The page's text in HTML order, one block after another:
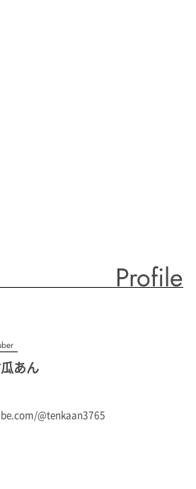
Profile
あん
@tenkaan3765